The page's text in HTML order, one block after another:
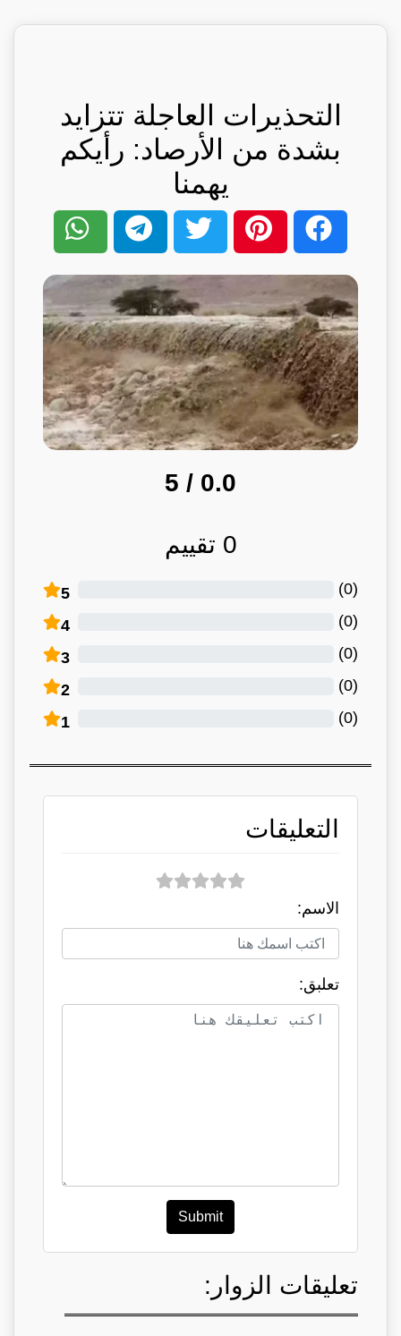
التحذيرات العاجلة تتزايد
بشدة من الأرصاد: رأيكم
يهمنا
0.0
/ 5
0 تقييم
5 (
0
)
4 (
0
)
3 (
0
)
2 (
0
)
1 (
0
)
التعليقات
الاسم:
تعلبق:
Submit
تعليقات الزوار: